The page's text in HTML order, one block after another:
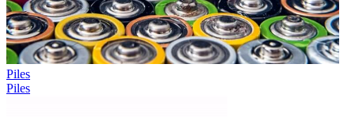
Piles
Piles